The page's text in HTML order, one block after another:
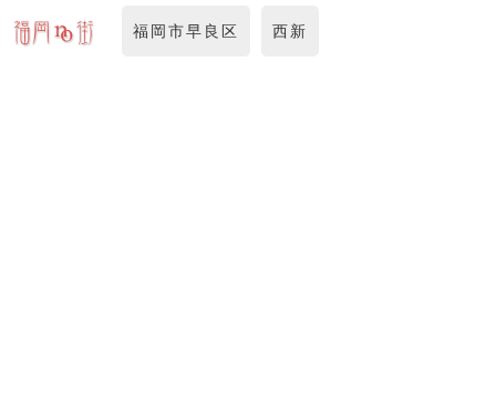
福岡市早良区 西新